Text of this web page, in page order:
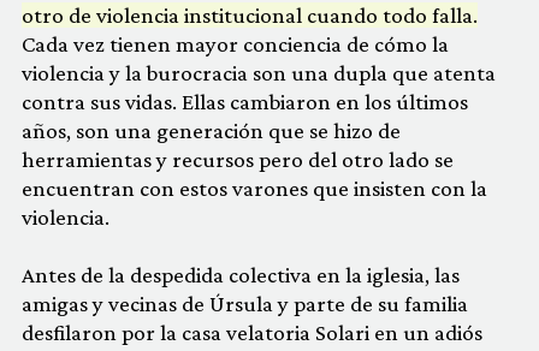
otro de violencia institucional cuando todo falla.
Cada vez tienen mayor conciencia de cómo la
violencia y la burocracia son una dupla que atenta
contra sus vidas. Ellas cambiaron en los últimos
años, son una generación que se hizo de
herramientas y recursos pero del otro lado se
encuentran con estos varones que insisten con la
violencia.
Antes de la despedida colectiva en la iglesia, las
amigas y vecinas de Úrsula y parte de su familia
desfilaron por la casa velatoria Solari en un adiós